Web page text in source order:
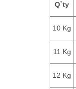
Q`ty
10 Kg
11 Kg
12 Kg